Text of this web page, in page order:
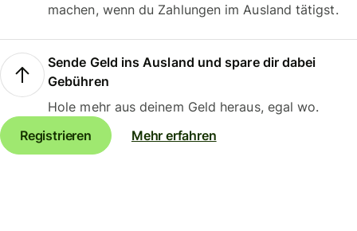
machen, wenn du Zahlungen im Ausland tätigst.
Sende Geld ins Ausland und spare dir dabei
Gebühren
Hole mehr aus deinem Geld heraus, egal wo.
Registrieren
Mehr erfahren